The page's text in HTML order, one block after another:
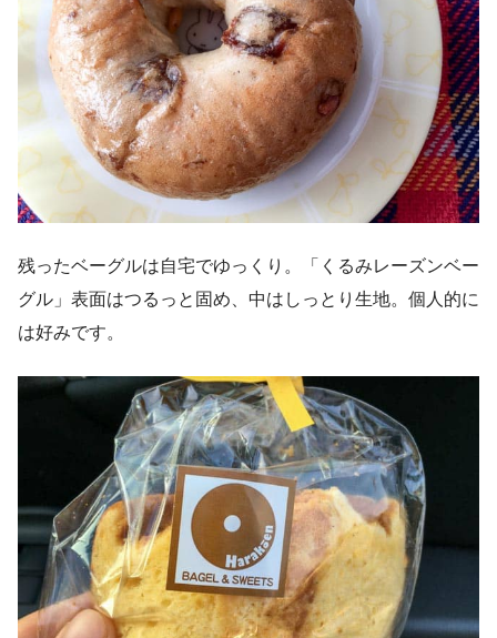
残ったベーグルは自宅でゆっくり。「くるみレーズンベー
グル」表面はつるっと固め、中はしっとり生地。個人的に
は好みです。